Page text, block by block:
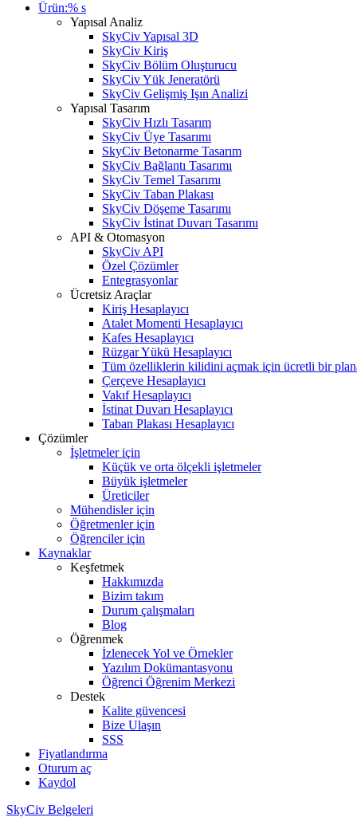
Ürün:% s
Yapısal Analiz
SkyCiv Yapısal 3D
SkyCiv Kiriş
SkyCiv Bölüm Oluşturucu
SkyCiv Yük Jeneratörü
SkyCiv Gelişmiş Işın Analizi
Yapısal Tasarım
SkyCiv Hızlı Tasarım
SkyCiv Üye Tasarımı
SkyCiv Betonarme Tasarım
SkyCiv Bağlantı Tasarımı
SkyCiv Temel Tasarımı
SkyCiv Taban Plakası
SkyCiv Döşeme Tasarımı
SkyCiv İstinat Duvarı Tasarımı
API & Otomasyon
SkyCiv API
Özel Çözümler
Entegrasyonlar
Ücretsiz Araçlar
Kiriş Hesaplayıcı
Atalet Momenti Hesaplayıcı
Kafes Hesaplayıcı
Rüzgar Yükü Hesaplayıcı
Tüm özelliklerin kilidini açmak için ücretli bir
Çerçeve Hesaplayıcı
Vakıf Hesaplayıcı
İstinat Duvarı Hesaplayıcı
Taban Plakası Hesaplayıcı
Çözümler
İşletmeler için
Küçük ve orta ölçekli işletmeler
Büyük işletmeler
Üreticiler
Mühendisler için
Öğretmenler için
Öğrenciler için
Kaynaklar
Keşfetmek
Hakkımızda
Bizim takım
Durum çalışmaları
Blog
Öğrenmek
İzlenecek Yol ve Örnekler
Yazılım Dokümantasyonu
Öğrenci Öğrenim Merkezi
Destek
Kalite güvencesi
Bize Ulaşın
SSS
Fiyatlandırma
Oturum aç
Kaydol
SkyCiv Belgeleri